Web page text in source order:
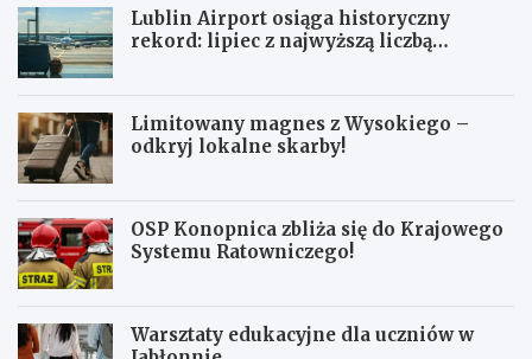
Lublin Airport osiąga historyczny
rekord: lipiec z najwyższą liczbą
Limitowany magnes z Wysokiego –
odkryj lokalne skarby!
OSP Konopnica zbliża się do Krajowego
Systemu Ratowniczego!
Warsztaty edukacyjne dla uczniów w